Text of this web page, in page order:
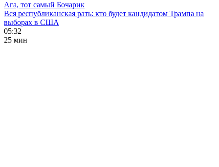
Ага, тот самый Бочарик
Вся республиканская рать: кто будет кандидатом Трампа на
выборах в США
05:32
25 мин